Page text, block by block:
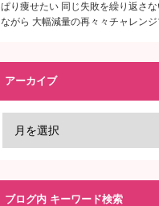
ぱり痩せたい 同じ失敗を繰り返さ
ながら 大幅減量の再々々チャレン
アーカイブ
ブログ内 キーワード検索